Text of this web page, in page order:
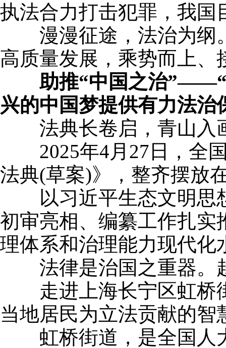
执法合力打击犯罪，我
漫漫征途，法治为纲。
高质量发展，乘势而上、
助推“中国之治”——“
兴的中国梦提供有力法治
法典长卷启，青山入
2025年4月27日，全国
法典(草案)》，整齐摆放
以习近平生态文明思想
初审亮相、编纂工作扎实
理体系和治理能力现代化
法律是治国之重器。
走进上海长宁区虹桥街
当地居民为立法贡献的智
虹桥街道，是全国人大